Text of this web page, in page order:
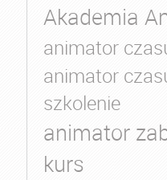
Akademia
animator
animator
szkolenie
animator
kurs